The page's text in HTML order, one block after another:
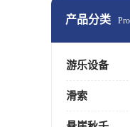
产品分类
游乐设备
滑索